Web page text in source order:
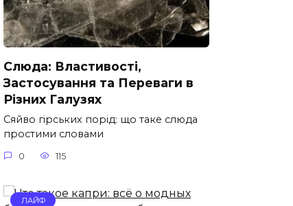
Слюда: Властивості,
Застосування та Переваги в
Різних Галузях
Сяйво гірських порід: що таке слюда
простими словами
0 115
ЛАЙФ